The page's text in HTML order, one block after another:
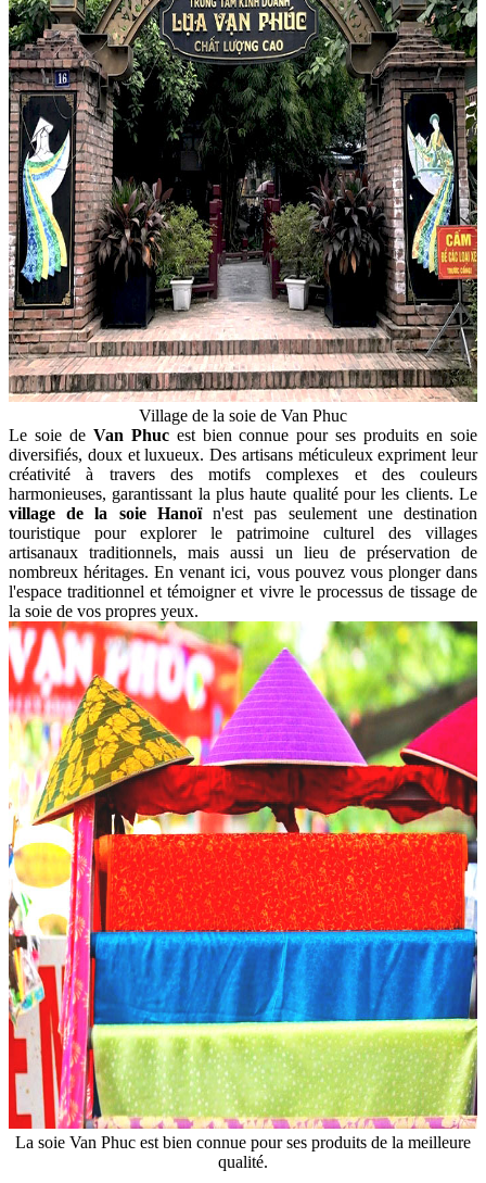
Village de la soie de Van Phuc
Le soie de Van Phucest bien connue pour ses produits en soie
diversifiés, doux et luxueux. Des artisans méticuleux expriment leur
créativité à travers des motifs complexes et des couleurs
harmonieuses, garantissant la plus haute qualité pour les clients. Le
village de la soie Hanoïn'est pas seulement une destination
touristique pour explorer le patrimoine culturel des villages
artisanaux traditionnels, mais aussi un lieu de préservation de
nombreux héritages. En venant ici, vous pouvez vous plonger dans
l'espace traditionnel et témoigner et vivre le processus de tissage de
la soie de vos propres yeux.
La soie Van Phuc est bien connue pour ses produits de la meilleure
qualité.